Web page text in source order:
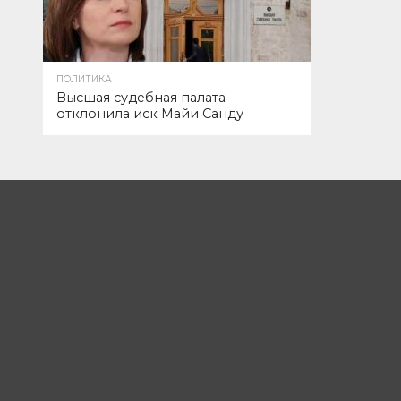
ПОЛИТИКА
Высшая судебная палата
отклонила иск Майи Санду